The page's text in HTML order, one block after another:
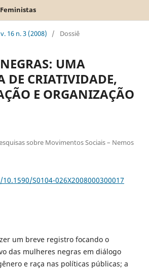
v. 16 n. 3 (2008) / Dossiê
UMA
DE CRIATIVIDADE,
E ORGANIZAÇÃO
sobre Movimentos Sociais – Nemos
S0104-026X2008000300017
um breve registro focando o
das mulheres negras em diálogo
e raça nas políticas públicas; a